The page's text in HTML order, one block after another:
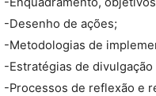
-Desenho de ações;
-Metodologias de
-Estratégias de
-Processos de reflexão e